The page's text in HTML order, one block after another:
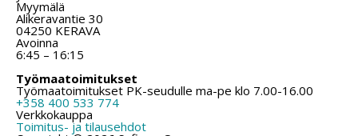
Myymälä
Alikeravantie 30
04250 KERAVA
Avoinna
6:45 – 16:15
Työmaatoimitukset
Työmaatoimitukset PK-seudulle ma-pe klo 7.00-16.00
+358 400 533 774
Verkkokauppa
Toimitus- ja tilausehdot